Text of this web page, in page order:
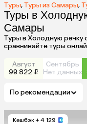
Туры, Туры из Самары,
Туры в
Самары
Туры в Холодную
сравнивайте туры
Август
99 822 ₽
Сентябрь
Нет данных
По рекомендации
Кешбэк + 4 129